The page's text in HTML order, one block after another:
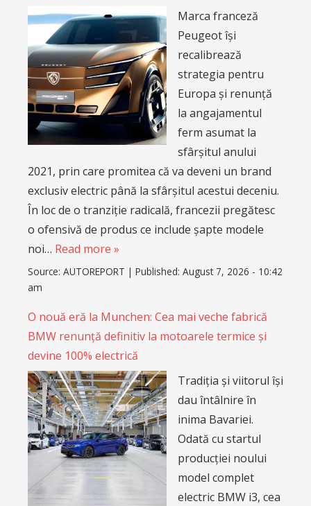
Marca franceză
Peugeot își
recalibrează
strategia pentru
Europa și renunță
la angajamentul
ferm asumat la
sfârșitul anului
2021, prin care promitea că va deveni un brand
exclusiv electric până la sfârșitul acestui deceniu.
În loc de o tranziție radicală, francezii pregătesc
o ofensivă de produs ce include șapte modele
noi… Read more »
Source: AUTOREPORT | Published: August 7, 2026 - 10:42
am
O nouă eră la Munchen: Cea mai veche fabrică
BMW renunță definitiv la motoarele termice și
devine 100% electrică
Tradiția și viitorul își
dau întâlnire în
inima Bavariei.
Odată cu startul
producției noului
model complet
electric BMW i3, cea